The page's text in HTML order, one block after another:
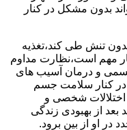
بدون مشکل در کنار
بدون تنش طی کند،تغذیه
مهم است،نظارت مداوم
و درمان آسیب های
کنار سلامت جسم
شخصی و
بعد از بهبودی زندگی
او از بین برود.